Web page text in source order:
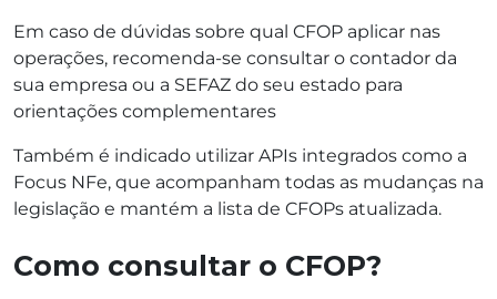
Em caso de dúvidas sobre qual CFOP aplicar nas
operações, recomenda-se consultar o contador da
sua empresa ou a SEFAZ do seu estado para
orientações complementares
Também é indicado utilizar APIs integrados como a
Focus NFe, que acompanham todas as mudanças na
legislação e mantém a lista de CFOPs atualizada.
Como consultar o CFOP?